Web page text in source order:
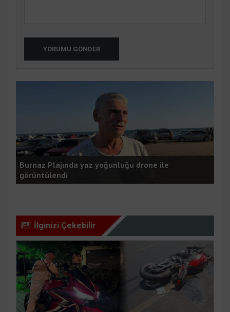
YORUMU GÖNDER
Burnaz Plajında yaz yoğunluğu drone ile
görüntülendi
İlginizi Çekebilir